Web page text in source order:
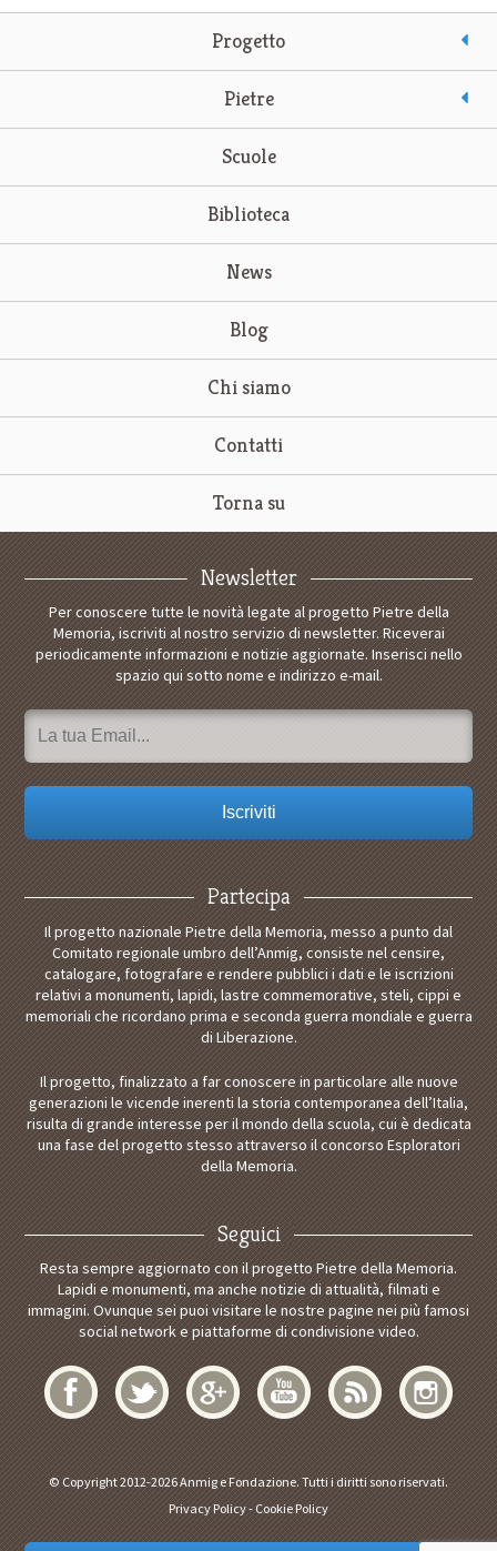
Progetto
Pietre
Scuole
Biblioteca
News
Blog
Chi siamo
Contatti
Torna su
Newsletter
Per conoscere tutte le novità legate al progetto Pietre della
Memoria, iscriviti al nostro servizio di newsletter. Riceverai
periodicamente informazioni e notizie aggiornate. Inserisci nello
spazio qui sotto nome e indirizzo e-mail.
Partecipa
Il progetto nazionale Pietre della Memoria, messo a punto dal
Comitato regionale umbro dell’Anmig, consiste nel censire,
catalogare, fotografare e rendere pubblici i dati e le iscrizioni
relativi a monumenti, lapidi, lastre commemorative, steli, cippi e
memoriali che ricordano prima e seconda guerra mondiale e guerra
di Liberazione.
Il progetto, finalizzato a far conoscere in particolare alle nuove
generazioni le vicende inerenti la storia contemporanea dell’Italia,
risulta di grande interesse per il mondo della scuola, cui è dedicata
una fase del progetto stesso attraverso il concorso Esploratori
della Memoria.
Seguici
Resta sempre aggiornato con il progetto Pietre della Memoria.
Lapidi e monumenti, ma anche notizie di attualità, filmati e
immagini. Ovunque sei puoi visitare le nostre pagine nei più famosi
social network e piattaforme di condivisione video.
© Copyright 2012-2026 Anmig e Fondazione. Tutti i diritti sono riservati.
Privacy Policy- Cookie Policy